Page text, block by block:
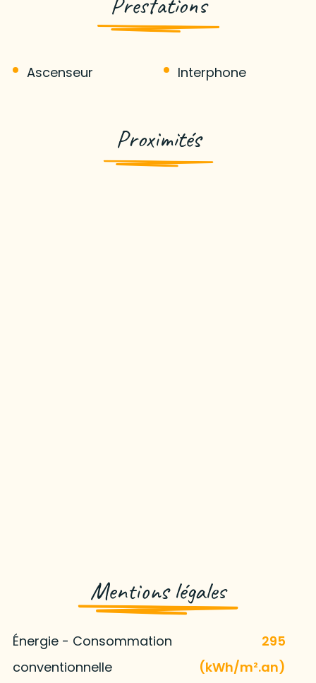
Ascenseur Interphone
Proximités
Mentions légales
Énergie - Consommation
conventionnelle
295
(kWh/m².an)